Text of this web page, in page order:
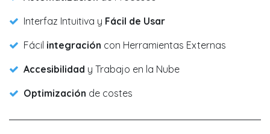
Interfaz Intuitiva y Fácil de Usar
Fácil integración con Herramientas Externas
Accesibilidad y Trabajo en la Nube
Optimización de costes